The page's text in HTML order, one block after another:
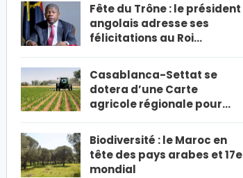
Fête du Trône : le président
angolais adresse ses
félicitations au Roi…
Casablanca-Settat se
dotera d’une Carte
agricole régionale pour…
Biodiversité : le Maroc en
tête des pays arabes et 17e
mondial